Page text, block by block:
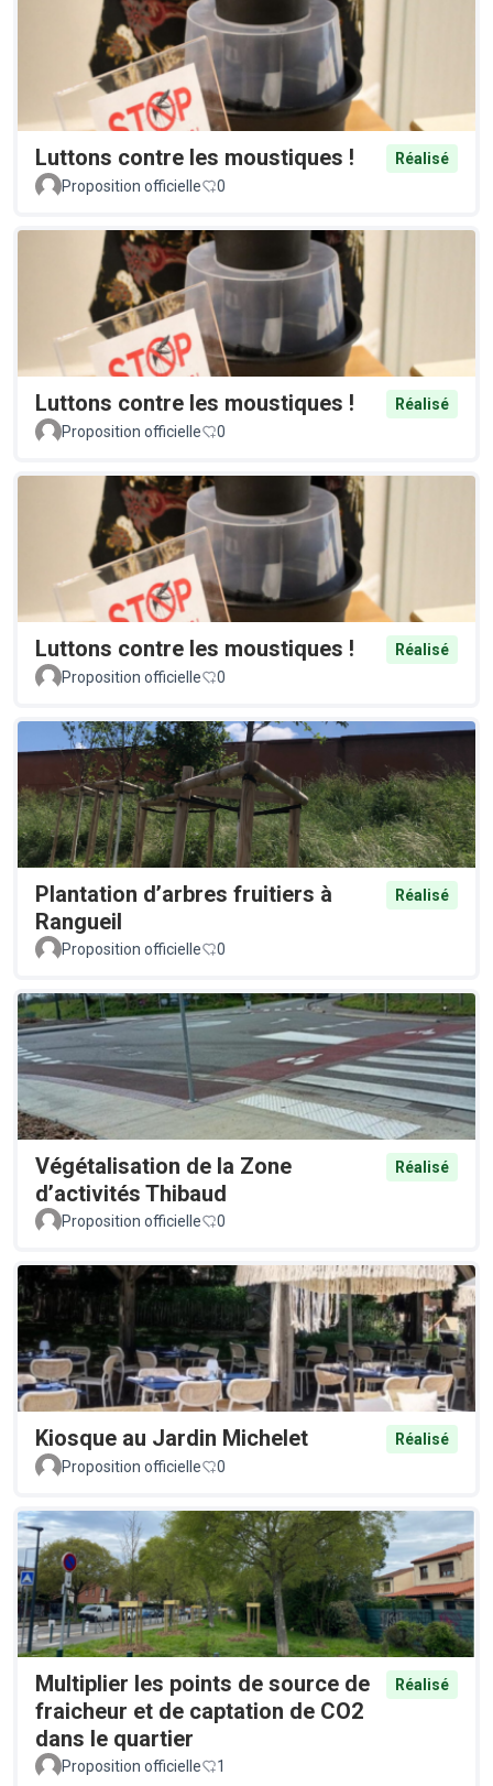
Luttons contre les moustiques !
Réalisé
Proposition officielle
0
Luttons contre les moustiques !
Réalisé
Proposition officielle
0
Luttons contre les moustiques !
Réalisé
Proposition officielle
0
Plantation d’arbres fruitiers à
Rangueil
Réalisé
Proposition officielle 0
Végétalisation de la Zone
d’activités Thibaud
Réalisé
Proposition officielle 0
Kiosque au Jardin Michelet
Réalisé
Proposition officielle
0
Multiplier les points de source de
fraicheur et de captation de CO2
dans le quartier
Réalisé
Proposition officielle 1